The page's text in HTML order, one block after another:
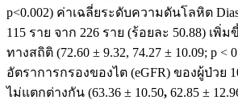
p<0.002) ค่าเฉลี่ยระดับความดันโลหิต
115 ราย จาก 226 ราย (ร้อยละ 50.88) เ
ทางสถิติ (72.60 ± 9.32, 74.27 ± 10.09; p <
อัตราการกรองของไต (eGFR) ของผู้ป่วย
ไม่แตกต่างกัน (63.36 ± 10.50, 62.85 ±